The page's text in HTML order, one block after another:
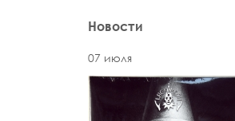
Новости
07 июля